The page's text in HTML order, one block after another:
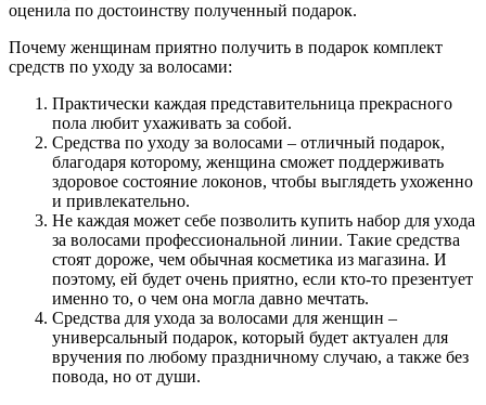
оценила по достоинству полученный подарок.
Почему женщинам приятно получить в подарок комплект
средств по уходу за волосами:
Практически каждая представительница прекрасного
пола любит ухаживать за собой.
Средства по уходу за волосами – отличный подарок,
благодаря которому, женщина сможет поддерживать
здоровое состояние локонов, чтобы выглядеть ухоженно
и привлекательно.
Не каждая может себе позволить купить набор для ухода
за волосами профессиональной линии. Такие средства
стоят дороже, чем обычная косметика из магазина. И
поэтому, ей будет очень приятно, если кто-то презентует
именно то, о чем она могла давно мечтать.
Средства для ухода за волосами для женщин –
универсальный подарок, который будет актуален для
вручения по любому праздничному случаю, а также без
повода, но от души.